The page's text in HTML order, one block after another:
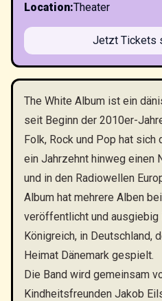
Location:Theater
Jetzt Tickets
The White Album ist ein
seit Beginn der 2010er-
Folk, Rock und Pop hat sich
ein Jahrzehnt hinweg einen
und in den Radiowellen
Album hat mehrere Alben
veröffentlicht und ausgiebig
Königreich, in Deutschland,
Heimat Dänemark gespielt.
Die Band wird gemeinsam
Kindheitsfreunden Jakob